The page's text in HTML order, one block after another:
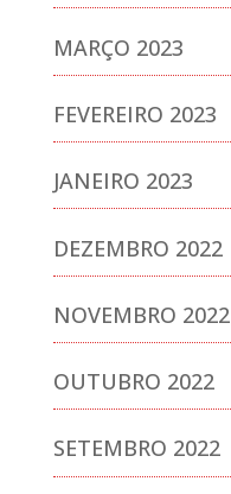
MARÇO 2023
FEVEREIRO 2023
JANEIRO 2023
DEZEMBRO 2022
NOVEMBRO 2022
OUTUBRO 2022
SETEMBRO 2022